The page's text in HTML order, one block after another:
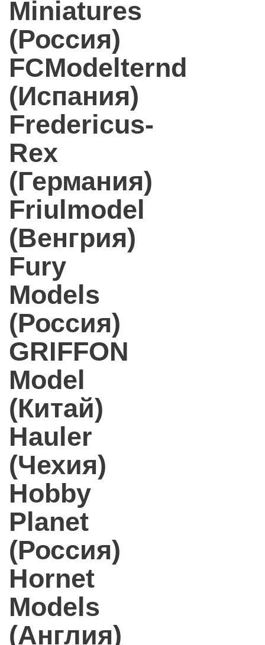
Miniatures
(Россия)
FCModelternd
(Испания)
Fredericus-
Rex
(Германия)
Friulmodel
(Венгрия)
Fury
Models
(Россия)
GRIFFON
Model
(Китай)
Hauler
(Чехия)
Hobby
Planet
(Россия)
Hornet
Models
(Англия)